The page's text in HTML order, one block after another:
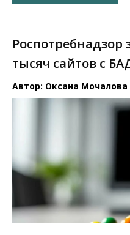
Роспотребнадзор
тысяч сайтов с
Автор: Оксана Мочалова